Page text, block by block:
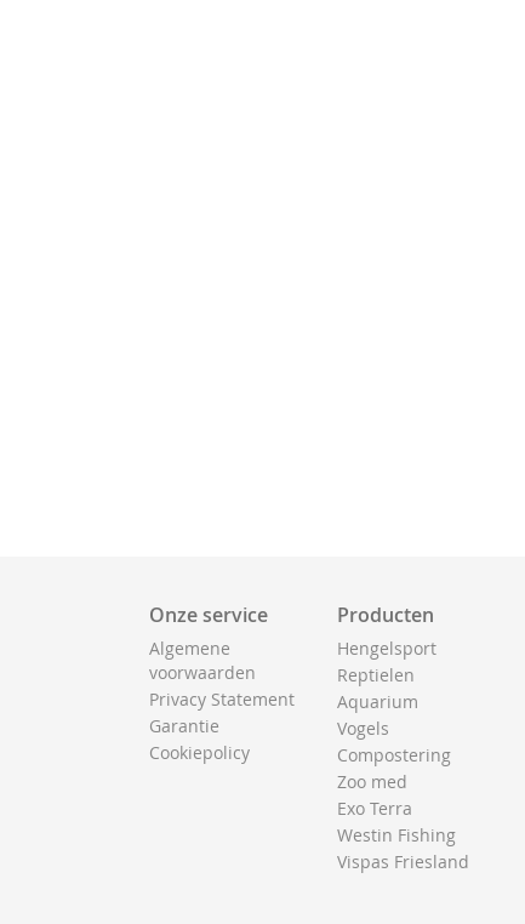
Onze service
Algemene
voorwaarden
Privacy Statement
Garantie
Cookiepolicy
Producten
Hengelsport
Reptielen
Aquarium
Vogels
Compostering
Zoo med
Exo Terra
Westin Fishing
Vispas Friesland